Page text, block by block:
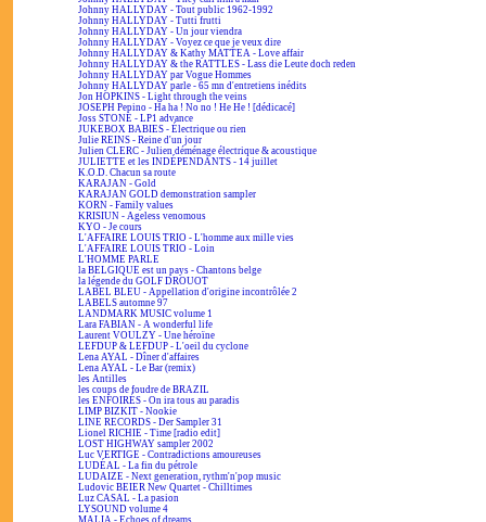
Johnny HALLYDAY - Tout public 1962-1992
Johnny HALLYDAY - Tutti frutti
Johnny HALLYDAY - Un jour viendra
Johnny HALLYDAY - Voyez ce que je veux dire
Johnny HALLYDAY & Kathy MATTEA - Love affair
Johnny HALLYDAY & the RATTLES - Lass die Leute doch reden
Johnny HALLYDAY par Vogue Hommes
Johnny HALLYDAY parle - 65 mn d'entretiens inédits
Jon HOPKINS - Light through the veins
JOSEPH Pepino - Ha ha ! No no ! He He ! [dédicacé]
Joss STONE - LP1 advance
JUKEBOX BABIES - Électrique ou rien
Julie REINS - Reine d'un jour
Julien CLERC - Julien déménage électrique & acoustique
JULIETTE et les INDÉPENDANTS - 14 juillet
K.O.D. Chacun sa route
KARAJAN - Gold
KARAJAN GOLD demonstration sampler
KORN - Family values
KRISIUN - Ageless venomous
KYO - Je cours
L'AFFAIRE LOUIS TRIO - L'homme aux mille vies
L'AFFAIRE LOUIS TRIO - Loin
L'HOMME PARLE
la BELGIQUE est un pays - Chantons belge
la légende du GOLF DROUOT
LABEL BLEU - Appellation d'origine incontrôlée 2
LABELS automne 97
LANDMARK MUSIC volume 1
Lara FABIAN - A wonderful life
Laurent VOULZY - Une héroïne
LEFDUP & LEFDUP - L'oeil du cyclone
Lena AYAL - Dîner d'affaires
Lena AYAL - Le Bar (remix)
les Antilles
les coups de foudre de BRAZIL
les ENFOIRÉS - On ira tous au paradis
LIMP BIZKIT - Nookie
LINE RECORDS - Der Sampler 31
Lionel RICHIE - Time [radio edit]
LOST HIGHWAY sampler 2002
Luc VERTIGE - Contradictions amoureuses
LUDÉAL - La fin du pétrole
LUDAIZE - Next generation, rythm'n'pop music
Ludovic BEIER New Quartet - Chilltimes
Luz CASAL - La pasion
LYSOUND volume 4
MALIA - Echoes of dreams